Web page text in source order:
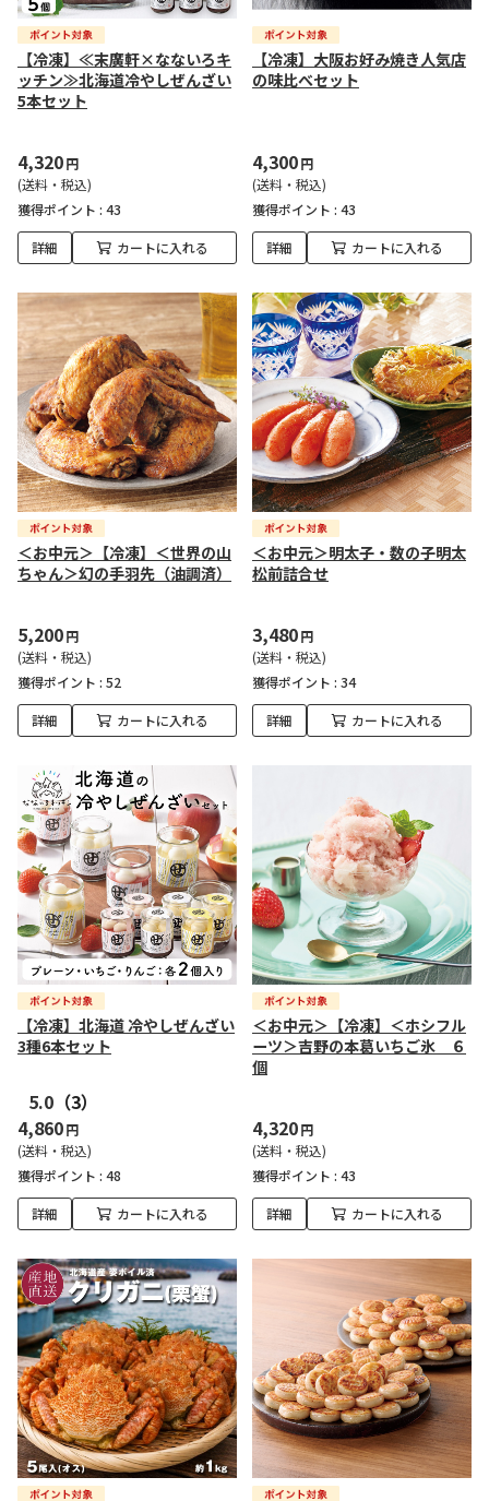
【冷凍】≪末廣軒×なないろキ
ッチン≫北海道冷やしぜんざい
5本セット
4,320円
(送料・税込)
獲得ポイント : 43
詳細 カートに入れる
【冷凍】大阪お好み焼き人気店
の味比べセット
4,300円
(送料・税込)
獲得ポイント : 43
詳細 カートに入れる
＜お中元＞【冷凍】＜世界の山
ちゃん＞幻の手羽先（油調済）
5,200円
(送料・税込)
獲得ポイント : 52
詳細 カートに入れる
＜お中元＞明太子・数の子明太
松前詰合せ
3,480円
(送料・税込)
獲得ポイント : 34
詳細 カートに入れる
【冷凍】北海道 冷やしぜんざい
3種6本セット
5.0 （3）
4,860円
(送料・税込)
獲得ポイント : 48
詳細 カートに入れる
＜お中元＞【冷凍】＜ホシフル
ーツ＞吉野の本葛いちご氷 ６
個
4,320円
(送料・税込)
獲得ポイント : 43
詳細 カートに入れる